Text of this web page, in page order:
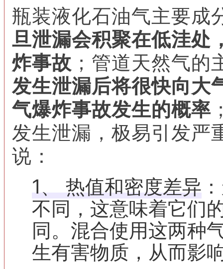
瓶装液化石油气主要成
旦泄漏会积聚在低洼处
炸事故 ；管道天然气的
发生泄漏后将很快向大
气爆炸事故发生的概率
发生泄漏，极易引发严
说：
1、 热值和密度差异
不同，这意味着它们
同。混合使用这两种
生有害物质，从而影